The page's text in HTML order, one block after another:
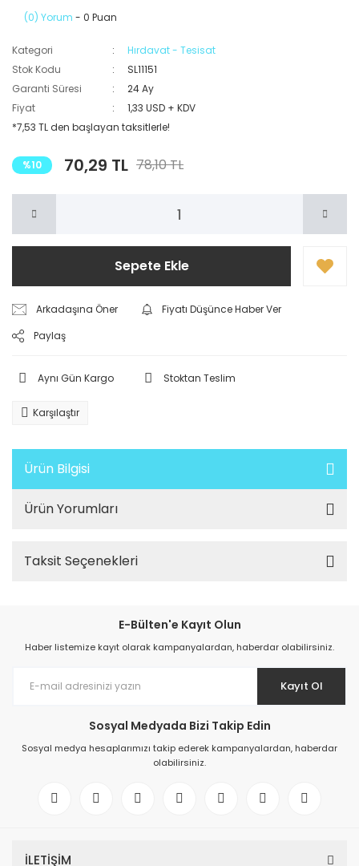
(0) Yorum - 0 Puan
Kategori
Hırdavat - Tesisat
Stok Kodu
SL11151
Garanti Süresi
24 Ay
Fiyat
1,33 USD + KDV
*7,53 TL den başlayan taksitlerle!
%10 70,29 TL 78,10 TL
Sepete Ekle
Arkadaşına Öner
Fiyatı Düşünce Haber Ver
Paylaş
Aynı Gün Kargo Stoktan Teslim
Karşılaştır
Ürün Bilgisi
Ürün Yorumları
Taksit Seçenekleri
E-Bülten'e Kayıt Olun
Haber listemize kayıt olarak kampanyalardan, haberdar olabilirsiniz.
Kayıt Ol
Sosyal Medyada Bizi Takip Edin
Sosyal medya hesaplarımızı takip ederek kampanyalardan, haberdar
olabilirsiniz.
İLETİŞİM